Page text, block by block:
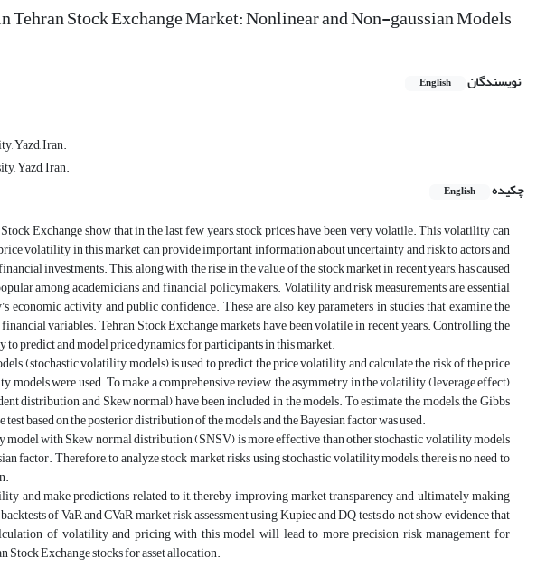
Stock Exchange Market: Nonlinear and Non-gaussian Models
نویسندگان English
Yazd, Iran.
Yazd, Iran.
چکیده
English
Exchange show that in the last few years, stock prices have been very volatile. This volatility can
volatility in this market can provide important information about uncertainty and risk to actors and
investments. This, along with the rise in the value of the stock market in recent years, has caused
among academicians and financial policymakers. Volatility and risk measurements are essential
economic activity and public confidence. These are also key parameters in studies that examine the
variables. Tehran Stock Exchange markets have been volatile in recent years. Controlling the
to predict and model price dynamics for participants in this market.
(stochastic volatility models) is used to predict the price volatility and calculate the risk of the price
were used. To make a comprehensive review, the asymmetry in the volatility (leverage effect)
distribution and Skew normal) have been included in the models. To estimate the models, the Gibbs
based on the posterior distribution of the models and the Bayesian factor was used.
with Skew normal distribution (SNSV) is more effective than other stochastic volatility models
factor. Therefore, to analyze stock market risks using stochastic volatility models, there is no need to
and make predictions related to it, thereby improving market transparency and ultimately making
of VaR and CVaR market risk assessment using Kupiec and DQ tests do not show evidence that
of volatility and pricing with this model will lead to more precision risk management for
Stock Exchange stocks for asset allocation.